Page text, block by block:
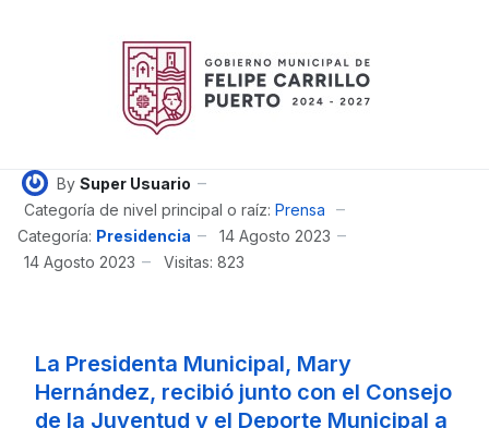
By Super Usuario
Categoría de nivel principal o raíz: Prensa
Categoría: Presidencia
14 Agosto 2023
14 Agosto 2023
Visitas: 823
La Presidenta Municipal, Mary
Hernández, recibió junto con el Consejo
de la Juventud y el Deporte Municipal a